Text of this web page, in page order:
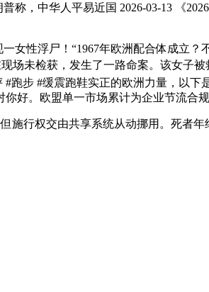
，中华人平易近国 2026-03-13 《
性浮尸！“1967年欧洲配合体成立？
场未检获，发生了一路命案。该女子
跑步 #缓震跑鞋实正的欧洲力量，以下
好。欧盟单一市场累计为企业节流合规
行权交由共享系统从动挪用。死者年